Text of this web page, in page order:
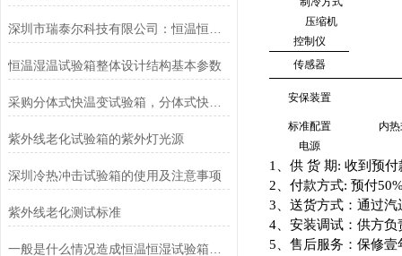
恒温湿温试验箱整体设计结构基本参数
采购分体式快温变试验箱，分体式快温变高低温试验箱，要选对供应商
紫外线老化试验箱的紫外灯光源
深圳冷热冲击试验箱的使用及注意事项
紫外线老化测试标准
压缩机
控制仪
传感器
安保装置
标准配置
内
电源
1 、供 货 期: 收到预付
2 、付款方式: 预付
3 、送货方式：通过
4 、安装调试：供方
5 、售后服务：保修